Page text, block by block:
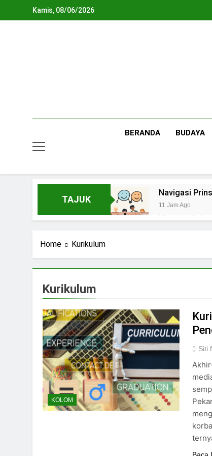
Kamis, 08/06/2026
BERANDA BUDAYA
TAJUK
Navigasi
11 Jam Ago
Ning Jazil
Standar
Home Kurikulum
Kurikulum
KOLOM
Siti
Baca